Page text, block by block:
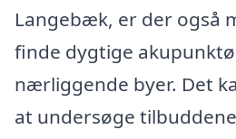
Langebæk, er der også
finde dygtige
nærliggende byer. Det
at undersøge